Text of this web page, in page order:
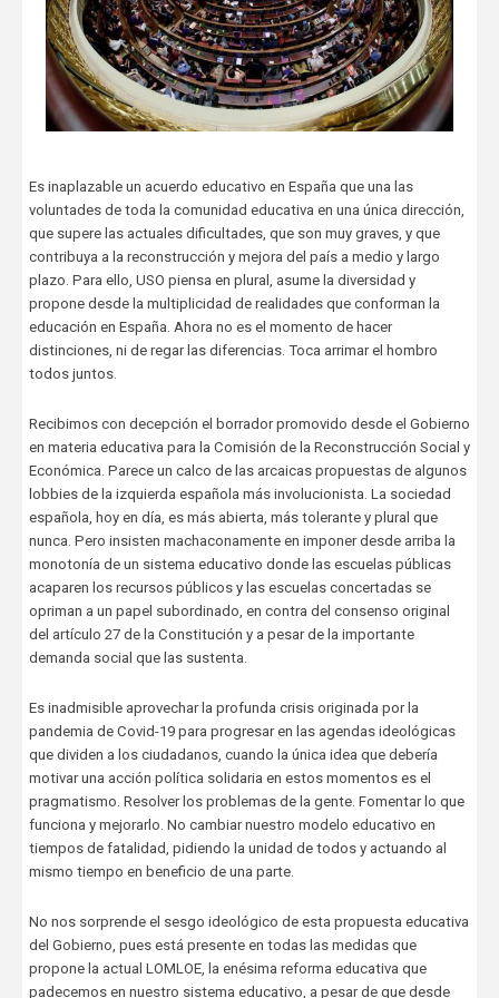
Es inaplazable un acuerdo educativo en España que una las
voluntades de toda la comunidad educativa en una única dirección,
que supere las actuales dificultades, que son muy graves, y que
contribuya a la reconstrucción y mejora del país a medio y largo
plazo. Para ello, USO piensa en plural, asume la diversidad y
propone desde la multiplicidad de realidades que conforman la
educación en España. Ahora no es el momento de hacer
distinciones, ni de regar las diferencias. Toca arrimar el hombro
todos juntos.
Recibimos con decepción el borrador promovido desde el Gobierno
en materia educativa para la Comisión de la Reconstrucción Social y
Económica. Parece un calco de las arcaicas propuestas de algunos
lobbies de la izquierda española más involucionista. La sociedad
española, hoy en día, es más abierta, más tolerante y plural que
nunca. Pero insisten machaconamente en imponer desde arriba la
monotonía de un sistema educativo donde las escuelas públicas
acaparen los recursos públicos y las escuelas concertadas se
opriman a un papel subordinado, en contra del consenso original
del artículo 27 de la Constitución y a pesar de la importante
demanda social que las sustenta.
Es inadmisible aprovechar la profunda crisis originada por la
pandemia de Covid-19 para progresar en las agendas ideológicas
que dividen a los ciudadanos, cuando la única idea que debería
motivar una acción política solidaria en estos momentos es el
pragmatismo. Resolver los problemas de la gente. Fomentar lo que
funciona y mejorarlo. No cambiar nuestro modelo educativo en
tiempos de fatalidad, pidiendo la unidad de todos y actuando al
mismo tiempo en beneficio de una parte.
No nos sorprende el sesgo ideológico de esta propuesta educativa
del Gobierno, pues está presente en todas las medidas que
propone la actual LOMLOE, la enésima reforma educativa que
padecemos en nuestro sistema educativo, a pesar de que desde